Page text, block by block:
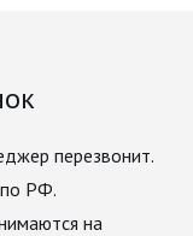
перезвонит.
по РФ.
на